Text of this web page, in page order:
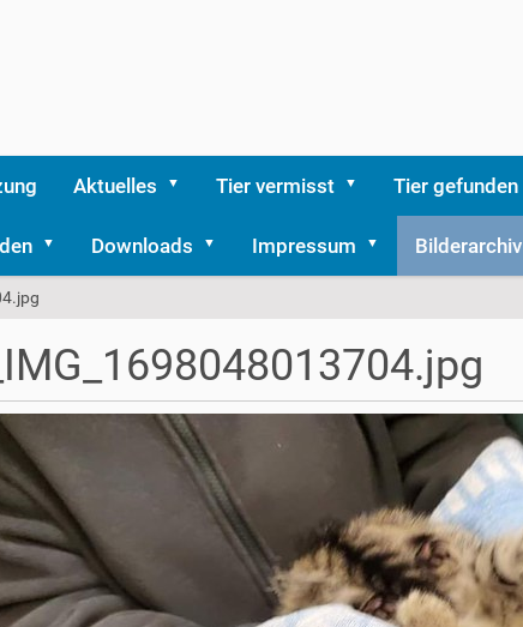
Aktuelles Tier vermisst Tier gefunden
Downloads Impressum Bilderarchiv